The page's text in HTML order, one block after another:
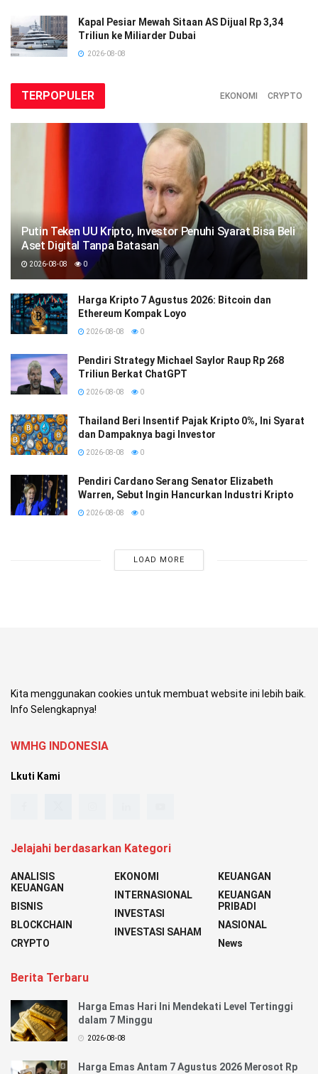
Kapal Pesiar Mewah Sitaan AS Dijual Rp 3,34
Triliun ke Miliarder Dubai
2026-08-08
TERPOPULER EKONOMI CRYPTO
Putin Teken UU Kripto, Investor Penuhi Syarat Bisa Beli
Aset Digital Tanpa Batasan
2026-08-08 0
Harga Kripto 7 Agustus 2026: Bitcoin dan
Ethereum Kompak Loyo
2026-08-08 0
Pendiri Strategy Michael Saylor Raup Rp 268
Triliun Berkat ChatGPT
2026-08-08 0
Thailand Beri Insentif Pajak Kripto 0%, Ini Syarat
dan Dampaknya bagi Investor
2026-08-08 0
Pendiri Cardano Serang Senator Elizabeth
Warren, Sebut Ingin Hancurkan Industri Kripto
2026-08-08 0
LOAD MORE
Kita menggunakan cookies untuk membuat website ini lebih baik.
Info Selengkapnya!
WMHG INDONESIA
Lkuti Kami
Jelajahi berdasarkan Kategori
ANALISIS
KEUANGAN
BISNIS
BLOCKCHAIN
CRYPTO
EKONOMI
INTERNASIONAL
INVESTASI
INVESTASI SAHAM
KEUANGAN
KEUANGAN
PRIBADI
NASIONAL
News
Berita Terbaru
Harga Emas Hari Ini Mendekati Level Tertinggi
dalam 7 Minggu
2026-08-08
Harga Emas Antam 7 Agustus 2026 Merosot Rp